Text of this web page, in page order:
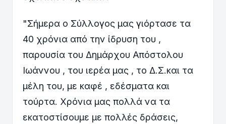
"Σήμερα ο Σύλλογος μας γιόρτασε τα
40 χρόνια από την ίδρυση του ,
παρουσία του Δημάρχου Απόστολου
Ιωάννου , του ιερέα μας , το Δ.Σ.και τα
μέλη του, με καφέ , εδέσματα και
τούρτα. Χρόνια μας πολλά να τα
εκατοστίσουμε με πολλές δράσεις,